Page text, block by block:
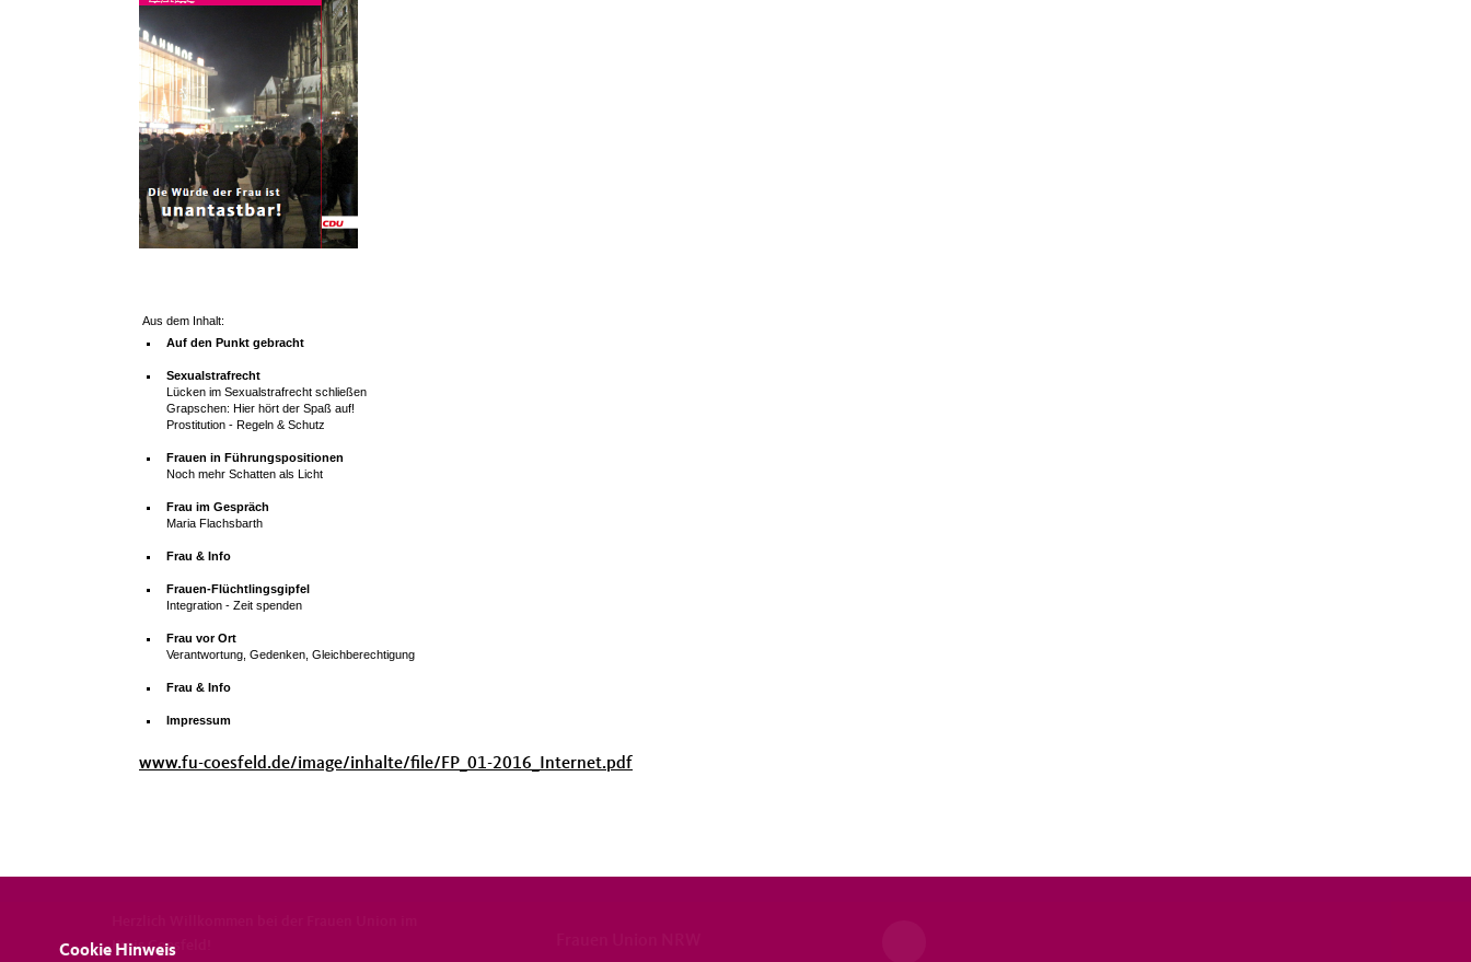
Aus dem Inhalt:
Auf den Punkt gebracht
Sexualstrafrecht
Lücken im Sexualstrafrecht schließen
Grapschen: Hier hört der Spaß auf!
Prostitution - Regeln & Schutz
Frauen in Führungspositionen
Noch mehr Schatten als Licht
Frau im Gespräch
Maria Flachsbarth
Frau & Info
Frauen-Flüchtlingsgipfel
Integration - Zeit spenden
Frau vor Ort
Verantwortung, Gedenken, Gleichberechtigung
Frau & Info
Impressum
www.fu-coesfeld.de/image/inhalte/file/FP_01-2016_Internet.pdf
Kreis Coesfeld!
Cookie Hinweis